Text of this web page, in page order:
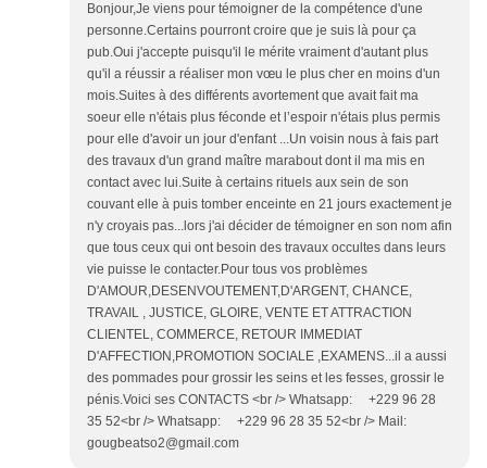
Bonjour,Je viens pour témoigner de la compétence d'une
personne.Certains pourront croire que je suis là pour ça
pub.Oui j'accepte puisqu'il le mérite vraiment d'autant plus
qu'il a réussir a réaliser mon vœu le plus cher en moins d'un
mois.Suites à des différents avortement que avait fait ma
soeur elle n'étais plus féconde et l’espoir n'étais plus permis
pour elle d'avoir un jour d'enfant ...Un voisin nous à fais part
des travaux d'un grand maître marabout dont il ma mis en
contact avec lui.Suite à certains rituels aux sein de son
couvant elle à puis tomber enceinte en 21 jours exactement je
n'y croyais pas...lors j'ai décider de témoigner en son nom afin
que tous ceux qui ont besoin des travaux occultes dans leurs
vie puisse le contacter.Pour tous vos problèmes
D'AMOUR,DESENVOUTEMENT,D'ARGENT, CHANCE,
TRAVAIL , JUSTICE, GLOIRE, VENTE ET ATTRACTION
CLIENTEL, COMMERCE, RETOUR IMMEDIAT
D'AFFECTION,PROMOTION SOCIALE ,EXAMENS...il a aussi
des pommades pour grossir les seins et les fesses, grossir le
pénis.Voici ses CONTACTS <br /> Whatsapp: +229 96 28
35 52<br /> Whatsapp: +229 96 28 35 52<br /> Mail:
gougbeatso2@gmail.com